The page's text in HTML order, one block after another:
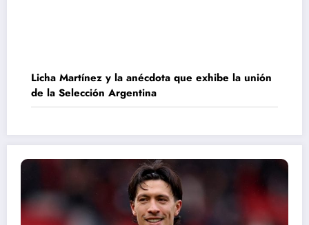
Licha Martínez y la anécdota que exhibe la unión
de la Selección Argentina